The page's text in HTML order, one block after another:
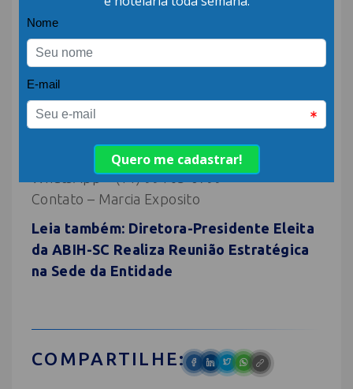
para o seu hotel.
Hotel Privacy – Parceiro do setor
hoteleiro em proteção de dados.
www.hotelprivacy.com.br
Instagram@hotelprivacy.lgpd
Email – marcia.exposito@bprivacy.com.br
WhatsApp – (11) 99163-0799
Contato – Marcia Exposito
Leia também: Diretora-Presidente Eleita
da ABIH-SC Realiza Reunião Estratégica
na Sede da Entidade
COMPARTILHE: